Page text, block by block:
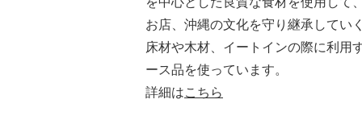
お店、沖縄の文化を守り継承してい
床材や木材、イートインの際に利用
ース品を使っています。
詳細はこちら